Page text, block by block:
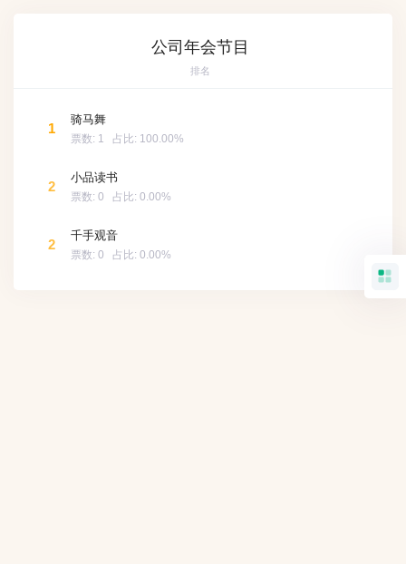
公司年会节目
排名
1
骑马舞
票数: 1 占比: 100.00%
2
小品读书
票数: 0 占比: 0.00%
2
千手观音
票数: 0 占比: 0.00%